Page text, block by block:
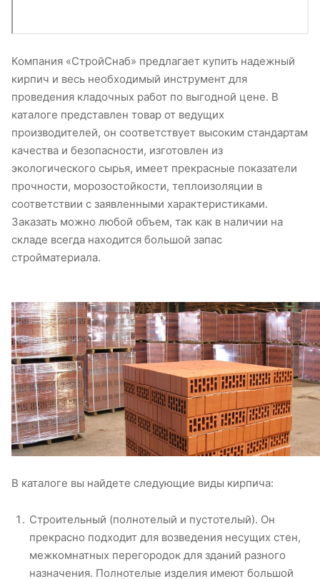
Компания «СтройСнаб» предлагает купить надежный
кирпич и весь необходимый инструмент для
проведения кладочных работ по выгодной цене. В
каталоге представлен товар от ведущих
производителей, он соответствует высоким стандартам
качества и безопасности, изготовлен из
экологического сырья, имеет прекрасные показатели
прочности, морозостойкости, теплоизоляции в
соответствии с заявленными характеристиками.
Заказать можно любой объем, так как в наличии на
складе всегда находится большой запас
стройматериала.
В каталоге вы найдете следующие виды кирпича:
Строительный (полнотелый и пустотелый). Он
прекрасно подходит для возведения несущих стен,
межкомнатных перегородок для зданий разного
назначения. Полнотелые изделия имеют большой